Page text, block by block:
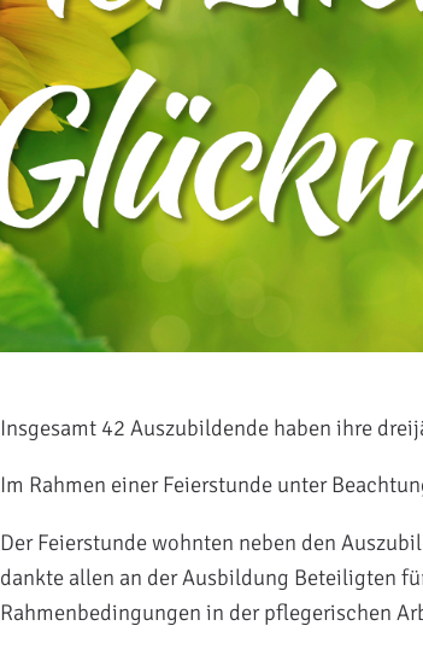
Insgesamt 42 Auszubildende haben ihre
Im Rahmen einer Feierstunde unter
Der Feierstunde wohnten neben den
dankte allen an der Ausbildung Beteiligten
Rahmenbedingungen in der pflegerischen